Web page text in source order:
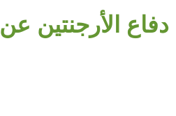
الأرجنتين عن